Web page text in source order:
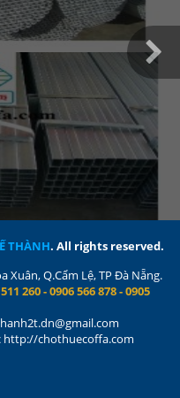
THÀNH. All rights reserved.
Xuân,Q.Cẩm Lệ,TP Đà Nẵng.
260 - 0906 566 878 - 0905
chothuecoffa.com